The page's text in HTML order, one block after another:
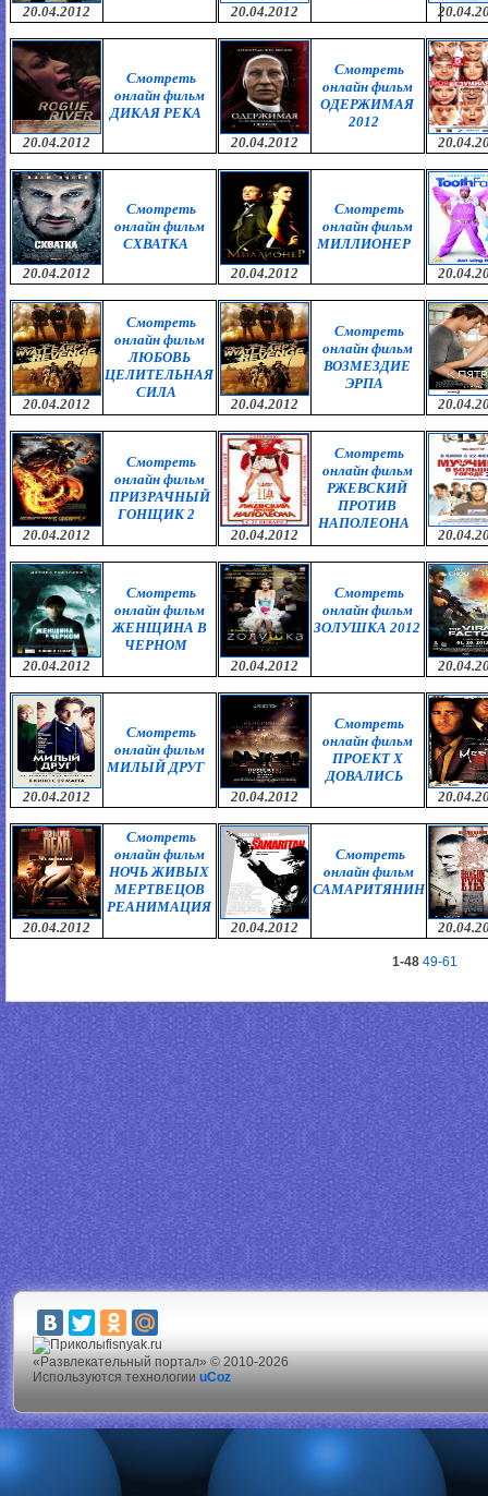
20.04.2012
20.04.2012
20.04.2012
Смотреть
онлайн фильм
ДИКАЯ РЕКА
20.04.2012
Смотреть
онлайн фильм
ОДЕРЖИМАЯ
2012
20.04.2012
Смотреть
онлайн фильм
СХВАТКА
20.04.2012
Смотреть
онлайн фильм
МИЛЛИОНЕР
20.04.2012
Смотреть
онлайн фильм
ЛЮБОВЬ
ЦЕЛИТЕЛЬНАЯ
СИЛА
20.04.2012
Смотреть
онлайн фильм
ВОЗМЕЗДИЕ
ЭРПА
20.04.2012
Смотреть
онлайн фильм
ПРИЗРАЧНЫЙ
ГОНЩИК 2
20.04.2012
Смотреть
онлайн фильм
РЖЕВСКИЙ
ПРОТИВ
НАПОЛЕОНА
20.04.2012
Смотреть
онлайн фильм
ЖЕНЩИНА В
ЧЕРНОМ
20.04.2012
Смотреть
онлайн фильм
ЗОЛУШКА 2012
20.04.2012
Смотреть
онлайн фильм
МИЛЫЙ ДРУГ
20.04.2012
Смотреть
онлайн фильм
ПРОЕКТ X
ДОВАЛИСЬ
20.04.2012
Смотреть
онлайн фильм
НОЧЬ ЖИВЫХ
МЕРТВЕЦОВ
РЕАНИМАЦИЯ
20.04.2012
Смотреть
онлайн фильм
САМАРИТЯНИН
1-48 49-61
fisnyak.ru
«Развлекательный портал» © 2010-2026
Используются технологии uCoz